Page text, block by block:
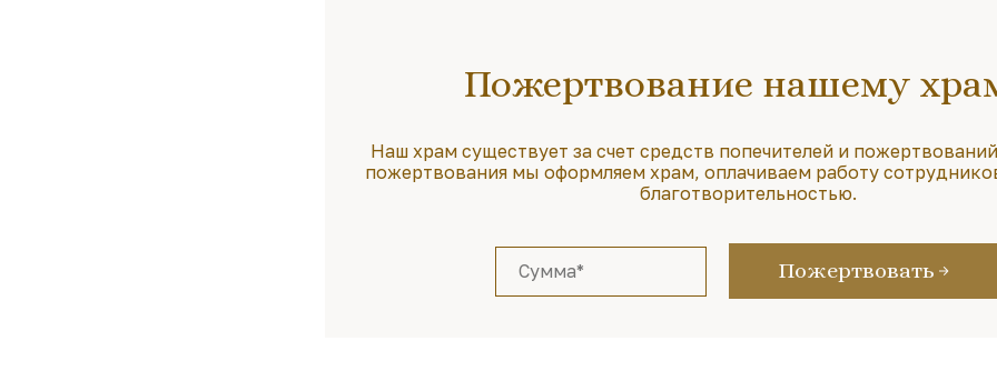
Пожертвование нашему
Наш храм существует за счет средств попечителей и
пожертвования мы оформляем храм, оплачиваем работу
благотворительностью.
Пожертвовать